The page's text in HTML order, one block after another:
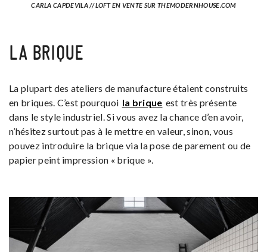
CARLA CAPDEVILA // LOFT EN VENTE SUR THEMODERNHOUSE.COM
LA BRIQUE
La plupart des ateliers de manufacture étaient construits
en briques. C’est pourquoi la brique est très présente
dans le style industriel. Si vous avez la chance d’en avoir,
n’hésitez surtout pas à le mettre en valeur, sinon, vous
pouvez introduire la brique via la pose de parement ou de
papier peint impression « brique ».